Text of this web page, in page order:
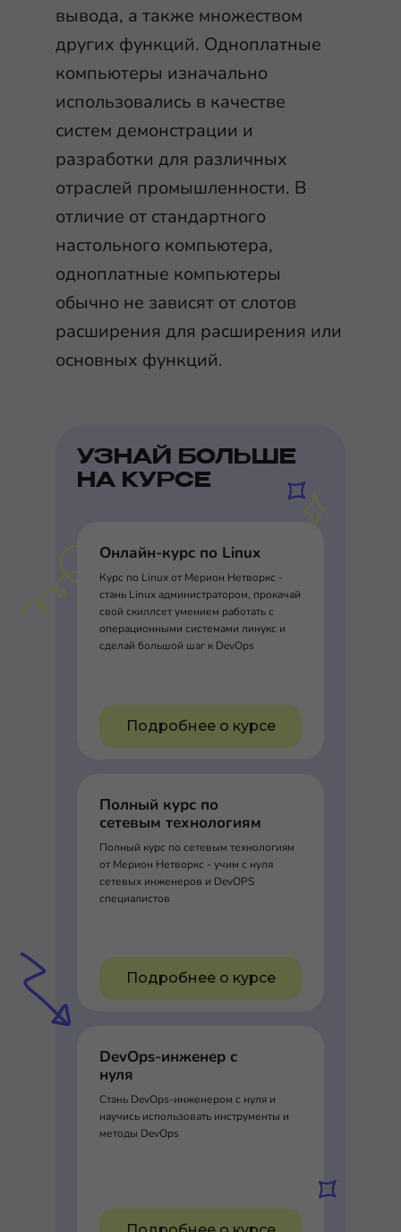
вывода, а также множеством
других функций. Одноплатные
компьютеры изначально
использовались в качестве
систем демонстрации и
разработки для различных
отраслей промышленности. В
отличие от стандартного
настольного компьютера,
одноплатные компьютеры
обычно не зависят от слотов
расширения для расширения или
основных функций.
УЗНАЙ БОЛЬШЕ
НА КУРСЕ
Онлайн-курс по Linux
Курс по Linux от Мерион Нетворкс -
стань Linux администратором, прокачай
свой скиллсет умением работать с
операционными системами линукс и
сделай большой шаг к DevOps
Подробнее о курсе
Полный курс по
сетевым технологиям
Полный курс по сетевым технологиям
от Мерион Нетворкс - учим с нуля
сетевых инженеров и DevOPS
специалистов
Подробнее о курсе
DevOps-инженер с
нуля
Стань DevOps-инженером с нуля и
научись использовать инструменты и
методы DevOps